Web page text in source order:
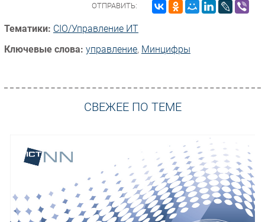
ОТПРАВИТЬ:
Тематики: CIO/Управление ИТ
Ключевые слова: управление, Минцифры
СВЕЖЕЕ ПО ТЕМЕ